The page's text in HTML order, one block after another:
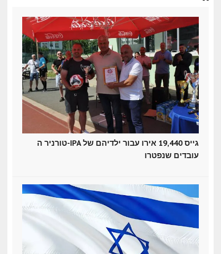
טורניר ה-IPA גייס 19,440 אירו עבור ילדיהם של
עובדים שנפטרו